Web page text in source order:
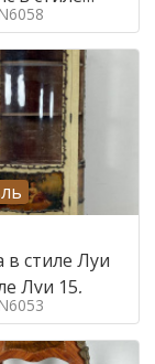
ренессанс, 19 век
в стиле Луи
Луи 15,